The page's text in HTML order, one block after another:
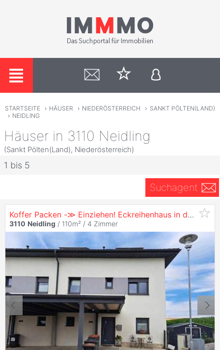
STARTSEITE › HÄUSER › NIEDERÖSTERREICH › SANKT PÖLTEN(LAND)
› NEIDLING
Häuser in 3110 Neidling
(Sankt Pölten(Land), Niederösterreich)
1 bis 5
Suchagent
Koffer Packen -≫ Einziehen! Eckreihenhaus in der Nähe von St. Pölten!
3110 Neidling / 110m² / 4 Zimmer